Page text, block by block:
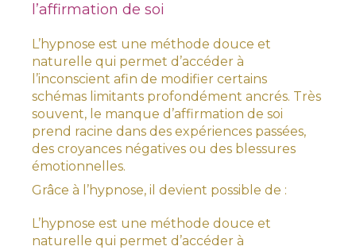
l’affirmation de soi
L’hypnose est une méthode douce et
naturelle qui permet d’accéder à
l’inconscient afin de modifier certains
schémas limitants profondément ancrés. Très
souvent, le manque d’affirmation de soi
prend racine dans des expériences passées,
des croyances négatives ou des blessures
émotionnelles.
Grâce à l’hypnose, il devient possible de :
L’hypnose est une méthode douce et
naturelle qui permet d’accéder à